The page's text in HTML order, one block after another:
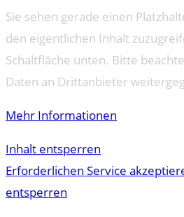
Sie sehen gerade einen
den eigentlichen Inhalt
Schaltfläche unten. Bitte
Daten an Drittanbieter
Mehr Informationen
Inhalt entsperren
Erforderlichen Service
entsperren